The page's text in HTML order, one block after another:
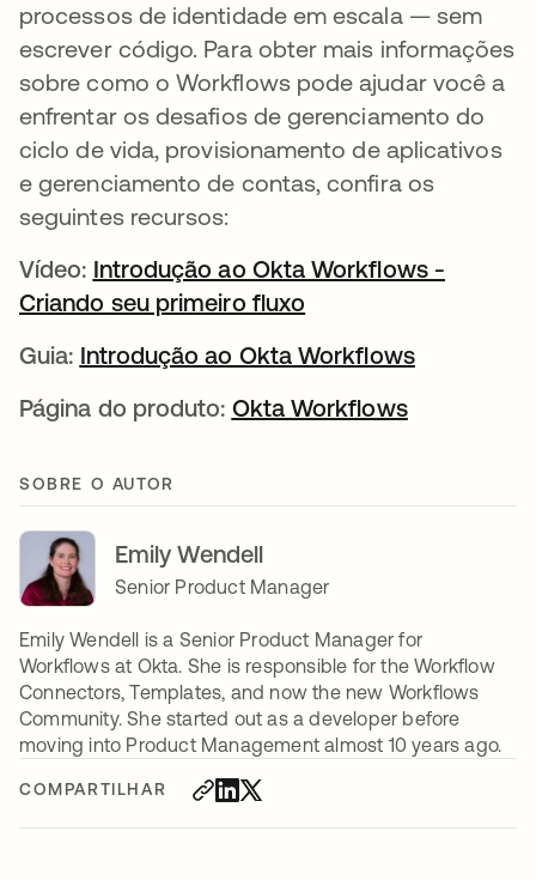
COMPARTILHAR
processos de identidade em escala — sem
escrever código. Para obter mais informações
sobre como o Workflows pode ajudar você a
enfrentar os desafios de gerenciamento do
ciclo de vida, provisionamento de aplicativos
e gerenciamento de contas, confira os
seguintes recursos:
Vídeo: Introdução ao Okta Workflows -
Criando seu primeiro fluxo
Guia: Introdução ao Okta Workflowsabre em
Página do produto: Okta Workflowsabre em
SOBRE O AUTOR
Emily Wendell
Senior Product Manager
Emily Wendell is a Senior Product Manager for
Workflows at Okta. She is responsible for the Workflow
Connectors, Templates, and now the new Workflows
Community. She started out as a developer before
moving into Product Management almost 10 years ago.